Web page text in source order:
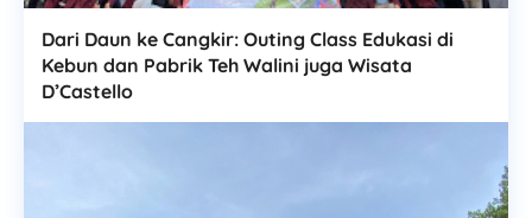
Dari Daun ke Cangkir: Outing Class Edukasi di
Kebun dan Pabrik Teh Walini juga Wisata
D’Castello